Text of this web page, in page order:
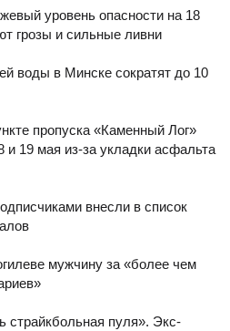
уровень опасности на 18
грозы и сильные ливни
воды в Минске сократят до 10
пропуска «Каменный Лог»
и 19 мая из-за укладки асфальта
внесли в список
мужчину за «более чем
страйкбольная пуля». Экс-